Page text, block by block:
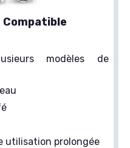
Compatible
modèles de
utilisation prolongée